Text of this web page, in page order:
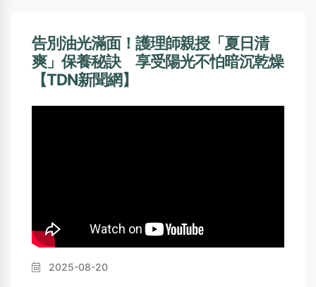
告別油光滿面！護理師親授「夏日清
爽」保養秘訣 享受陽光不怕暗沉乾燥
【TDN新聞網】
2025-08-20